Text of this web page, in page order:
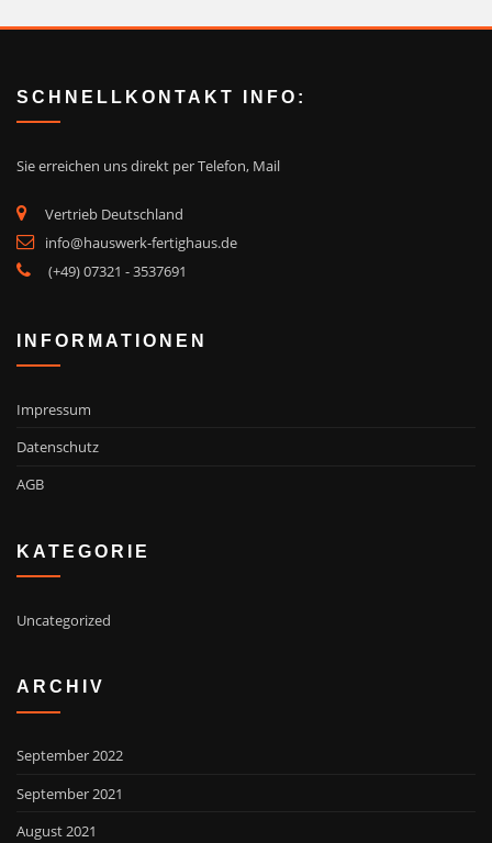
SCHNELLKONTAKT INFO:
Sie erreichen uns direkt per Telefon, Mail
Vertrieb Deutschland
info@hauswerk-fertighaus.de
(+49) 07321 - 3537691
INFORMATIONEN
Impressum
Datenschutz
AGB
KATEGORIE
Uncategorized
ARCHIV
September 2022
September 2021
August 2021